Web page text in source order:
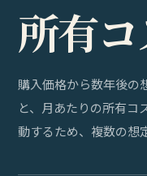
所有コ
購入価格から数年後の
と、月あたりの所有コ
動するため、複数の想